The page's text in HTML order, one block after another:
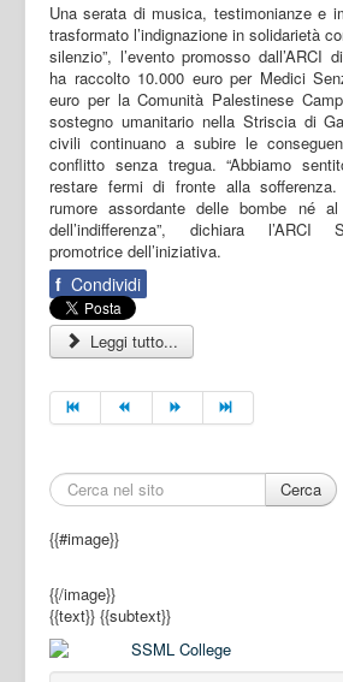
Una serata di musica, testimonianze e
trasformato l’indignazione in solidarietà
silenzio”, l’evento promosso dall’ARCI
ha raccolto 10.000 euro per Medici
euro per la Comunità Palestinese
sostegno umanitario nella Striscia di
civili continuano a subire le
conflitto senza tregua. “Abbiamo
restare fermi di fronte alla
rumore assordante delle bombe né
dell’indifferenza”, dichiara l’ARCI
promotrice dell’iniziativa.
f Condividi
Leggi tutto...
Cerca
{{#image}}
{{/image}}
{{text}} {{subtext}}